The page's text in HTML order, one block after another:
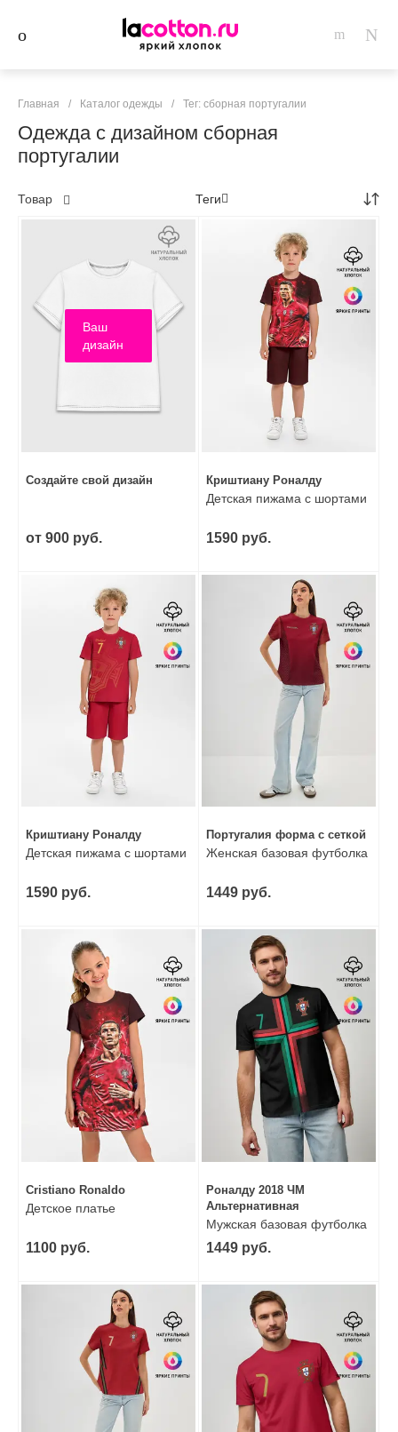
Главная / Каталог одежды / Тег: сборная португалии
Одежда с дизайном сборная
португалии
Товар Теги
Ваш
дизайн
Создайте свой дизайн
от 900 руб.
Криштиану Роналду
Детская пижама с шортами
1590 руб.
Криштиану Роналду
Детская пижама с шортами
1590 руб.
Португалия форма с сеткой
Женская базовая футболка
1449 руб.
Cristiano Ronaldo
Детское платье
1100 руб.
Роналду 2018 ЧМ
Альтернативная
Мужская базовая футболка
1449 руб.